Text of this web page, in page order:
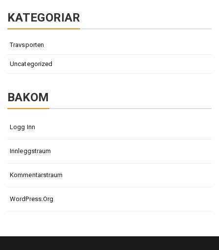
KATEGORIAR
Travsporten
Uncategorized
BAKOM
Logg Inn
Innleggstraum
Kommentarstraum
WordPress.org